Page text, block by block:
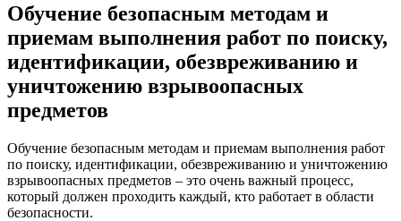
Обучение безопасным методам и
приемам выполнения работ по поиску,
идентификации, обезвреживанию и
уничтожению взрывоопасных
предметов
Обучение безопасным методам и приемам выполнения работ
по поиску, идентификации, обезвреживанию и уничтожению
взрывоопасных предметов – это очень важный процесс,
который должен проходить каждый, кто работает в области
безопасности.